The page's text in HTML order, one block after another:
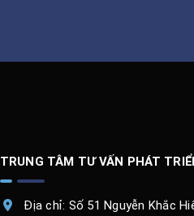
TRUNG TÂM TƯ VẤN PHÁT
Địa chỉ: Số 51 Nguyễn Khắc